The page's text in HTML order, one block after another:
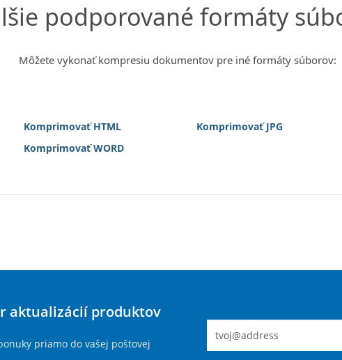
podporované formáty
Môžete vykonať kompresiu dokumentov pre iné formáty súborov:
Komprimovať HTML Komprimovať JPG
Komprimovať WORD
aktualizácií produktov
priamo do vašej poštovej